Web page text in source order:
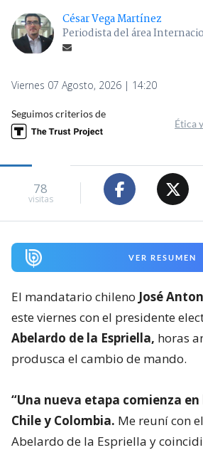
César Vega Martínez
Periodista del área
Viernes 07 Agosto, 2026 | 14:20
Seguimos criterios de
Ética
78
visitas
VER RESUMEN
El mandatario chileno José
este viernes con el presidente
Abelardo de la Espriella, horas
produsca el cambio de mando.
“Una nueva etapa comienza
Chile y Colombia. Me reuní con
Abelardo de la Espriella y